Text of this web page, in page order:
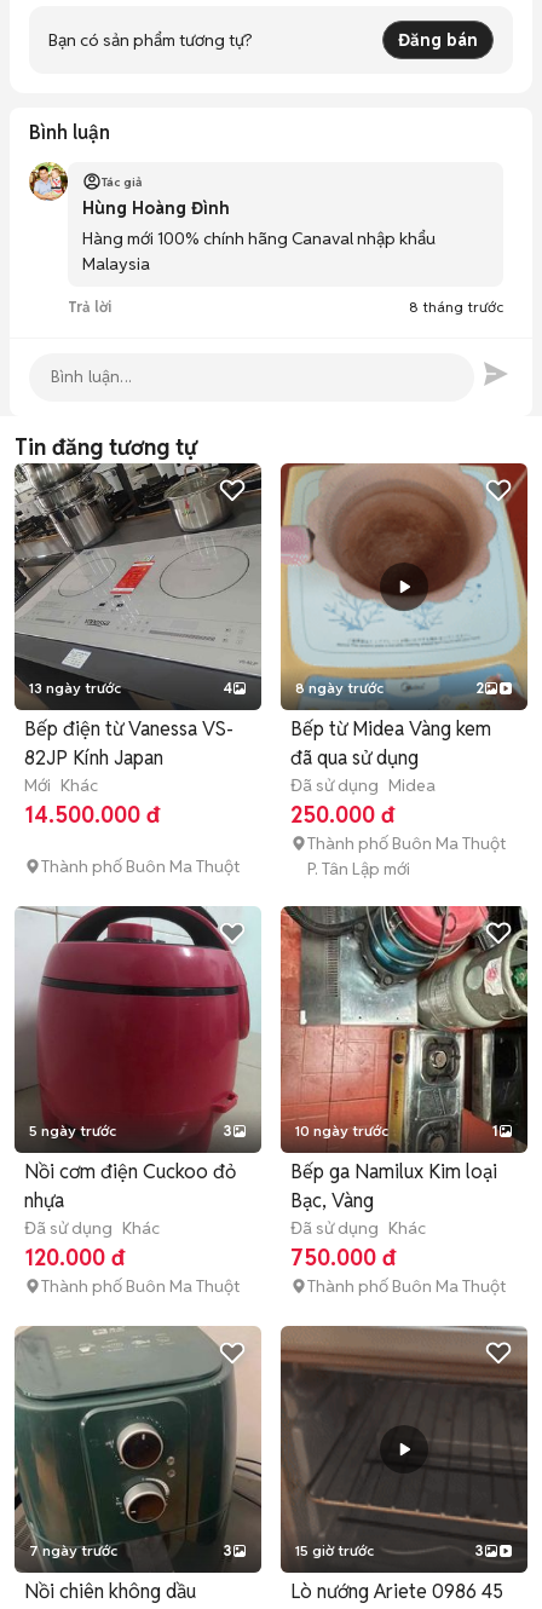
Bạn có sản phẩm tương tự? Đăng bán
Bình luận
Tác giả
Hùng Hoàng Đình
Hàng mới 100% chính hãng Canaval nhập khẩu
Malaysia
Trả lời 8 tháng trước
Tin đăng tương tự
13 ngày trước 4
Bếp điện từ Vanessa VS-
82JP Kính Japan
Mới Khác
14.500.000 đ
Thành phố Buôn Ma Thuột
8 ngày trước 2
Bếp từ Midea Vàng kem
đã qua sử dụng
Đã sử dụng Midea
250.000 đ
Thành phố Buôn Ma Thuột
P. Tân Lập mới
5 ngày trước 3
Nồi cơm điện Cuckoo đỏ
nhựa
Đã sử dụng Khác
120.000 đ
Thành phố Buôn Ma Thuột
10 ngày trước 1
Bếp ga Namilux Kim loại
Bạc, Vàng
Đã sử dụng Khác
750.000 đ
Thành phố Buôn Ma Thuột
7 ngày trước 3
Nồi chiên không dầu
15 giờ trước 3
Lò nướng Ariete 0986 45